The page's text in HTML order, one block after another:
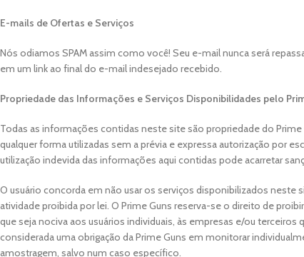
E-mails de Ofertas e Serviços
Nós odiamos SPAM assim como você! Seu e-mail nunca será
em um link ao final do e-mail indesejado recebido.
Propriedade das Informações e Serviços Disponibilidades pelo
Todas as informações contidas neste site são propriedade do
qualquer forma utilizadas sem a prévia e expressa autorização por
utilização indevida das informações aqui contidas pode acarretar
O usuário concorda em não usar os serviços disponibilizados
atividade proibida por lei. O Prime Guns reserva-se o direito de
que seja nociva aos usuários individuais, às empresas e/ou
considerada uma obrigação da Prime Guns em monitorar
amostragem, salvo num caso específico.